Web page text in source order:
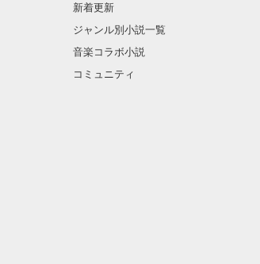
新着更新
ジャンル別小説一覧
音楽コラボ小説
コミュニティ